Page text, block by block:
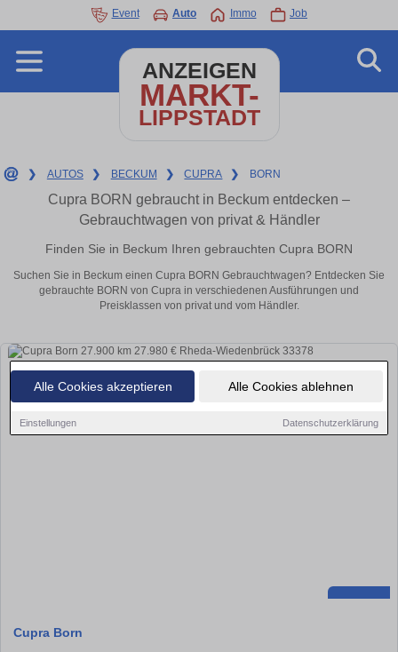
Alle Cookies akzeptieren Alle Cookies ablehnen
Einstellungen Datenschutzerklärung
Event Auto Immo Job
ANZEIGEN
MARKT-
LIPPSTADT
❯ AUTOS ❯ BECKUM ❯ CUPRA ❯ BORN
Cupra BORN gebraucht in Beckum entdecken –
Gebrauchtwagen von privat & Händler
Finden Sie in Beckum Ihren gebrauchten Cupra BORN
Suchen Sie in Beckum einen Cupra BORN Gebrauchtwagen? Entdecken Sie
gebrauchte BORN von Cupra in verschiedenen Ausführungen und
Preisklassen von privat und vom Händler.
Cupra Born